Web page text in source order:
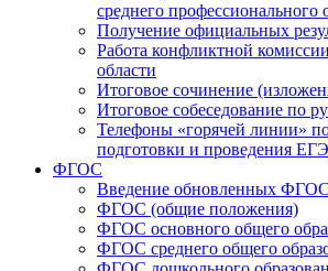
среднего профессионального
Получение официальных
Работа конфликтной
области
Итоговое сочинение
Итоговое собеседование по
Телефоны «горячей линии»
подготовки и проведения ЕГЭ
ФГОС
Введение обновленных
ФГОС (общие положения)
ФГОС основного общего
ФГОС среднего общего